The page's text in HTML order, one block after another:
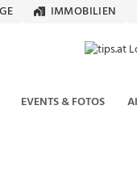
IMMOBILIEN
EVENTS & FOTOS